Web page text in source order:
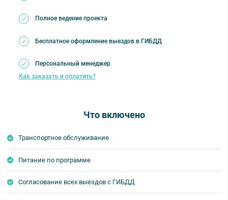
Полное ведение проекта
Бесплатное оформление выездов в ГИБДД
Персональный менеджер
Как заказать и оплатить?
Что включено
Транспортное обслуживание
Питание по программе
Согласование всех выездов с ГИБДД